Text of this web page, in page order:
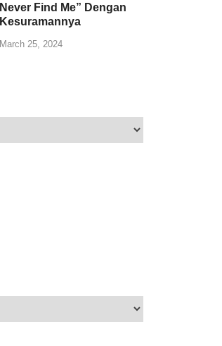
Never Find Me” Dengan
Kesuramannya
March 25, 2024